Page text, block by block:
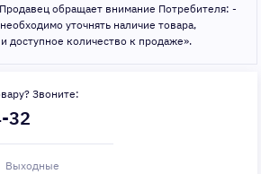
обращает внимание Потребителя: -
уточнять наличие товара,
доступное количество к продаже».
Звоните:
32
Выходные